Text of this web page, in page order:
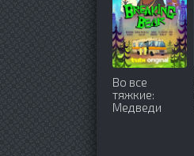
Во все
тяжкие:
Медведи